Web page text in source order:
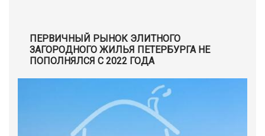
ПЕРВИЧНЫЙ РЫНОК ЭЛИТНОГО
ЗАГОРОДНОГО ЖИЛЬЯ ПЕТЕРБУРГА НЕ
ПОПОЛНЯЛСЯ С 2022 ГОДА